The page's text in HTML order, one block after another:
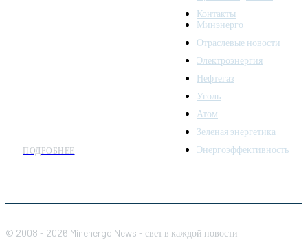
ПОДРОБНЕЕ
Контакты
Минэнерго
Отраслевые новости
Электроэнергия
Нефтегаз
Уголь
Атом
Зеленая энергетика
Энергоэффективность
© 2008 - 2026 Minenergo News - свет в каждой новости |